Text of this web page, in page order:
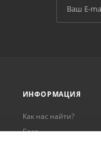
ИНФОРМАЦИЯ
Как нас найти?
Блог